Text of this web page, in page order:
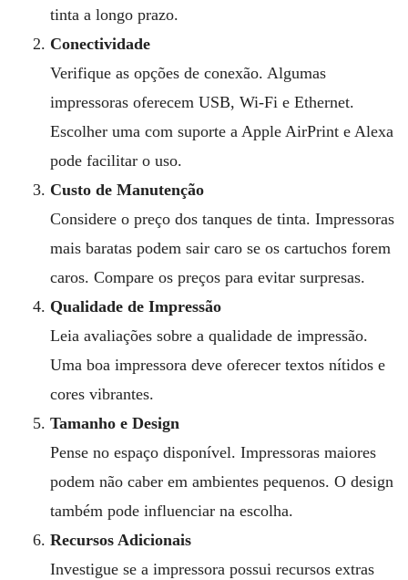
tinta a longo prazo.
Conectividade
Verifique as opções de conexão. Algumas
impressoras oferecem USB, Wi-Fi e Ethernet.
Escolher uma com suporte a Apple AirPrint e Alexa
pode facilitar o uso.
Custo de Manutenção
Considere o preço dos tanques de tinta. Impressoras
mais baratas podem sair caro se os cartuchos forem
caros. Compare os preços para evitar surpresas.
Qualidade de Impressão
Leia avaliações sobre a qualidade de impressão.
Uma boa impressora deve oferecer textos nítidos e
cores vibrantes.
Tamanho e Design
Pense no espaço disponível. Impressoras maiores
podem não caber em ambientes pequenos. O design
também pode influenciar na escolha.
Recursos Adicionais
Investigue se a impressora possui recursos extras